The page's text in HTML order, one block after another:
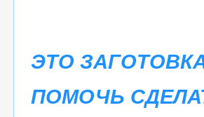
ЭТО
ПОМОЧЬ